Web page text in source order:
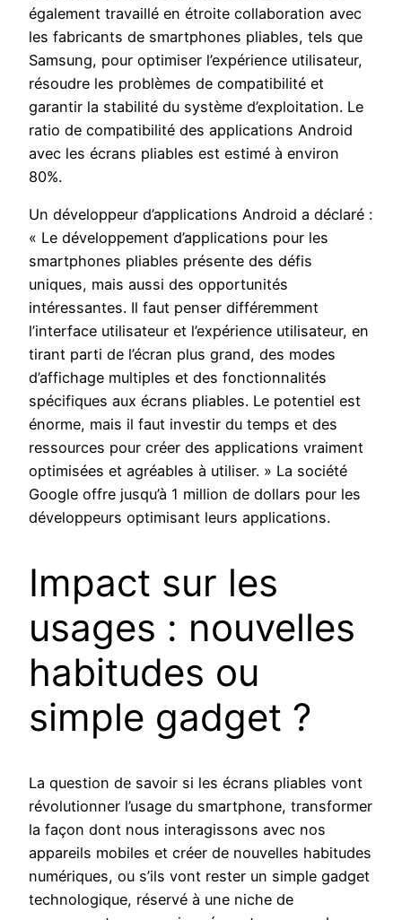
également travaillé en étroite collaboration avec
les fabricants de smartphones pliables, tels que
Samsung, pour optimiser l’expérience utilisateur,
résoudre les problèmes de compatibilité et
garantir la stabilité du système d’exploitation. Le
ratio de compatibilité des applications Android
avec les écrans pliables est estimé à environ
80%.
Un développeur d’applications Android a déclaré :
« Le développement d’applications pour les
smartphones pliables présente des défis
uniques, mais aussi des opportunités
intéressantes. Il faut penser différemment
l’interface utilisateur et l’expérience utilisateur, en
tirant parti de l’écran plus grand, des modes
d’affichage multiples et des fonctionnalités
spécifiques aux écrans pliables. Le potentiel est
énorme, mais il faut investir du temps et des
ressources pour créer des applications vraiment
optimisées et agréables à utiliser. » La société
Google offre jusqu’à 1 million de dollars pour les
développeurs optimisant leurs applications.
Impact sur les
usages : nouvelles
habitudes ou
simple gadget ?
La question de savoir si les écrans pliables vont
révolutionner l’usage du smartphone, transformer
la façon dont nous interagissons avec nos
appareils mobiles et créer de nouvelles habitudes
numériques, ou s’ils vont rester un simple gadget
technologique, réservé à une niche de